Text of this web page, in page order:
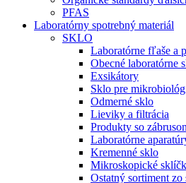
PFAS
Laboratórny spotrebný materiál
SKLO
Laboratórne fľaše a
Obecné laboratórne
Exsikátory
Sklo pre
Odmerné sklo
Lieviky a filtrácia
Produkty so
Laboratórne
Kremenné sklo
Mikroskopické
Ostatný sortiment zo